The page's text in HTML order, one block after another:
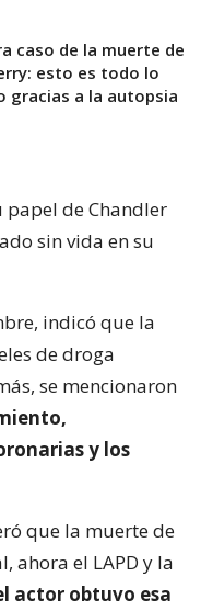
caso de la muerte de
esto es todo lo
gracias a la autopsia
papel de Chandler
sin vida en su
indicó que la
de droga
se mencionaron
y los
que la muerte de
ahora el LAPD y la
actor obtuvo esa